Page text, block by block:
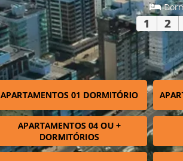
1 2
APARTAMENTOS 01 DORMITÓRIO
APARTAMENTOS 04 OU +
DORMITÓRIOS